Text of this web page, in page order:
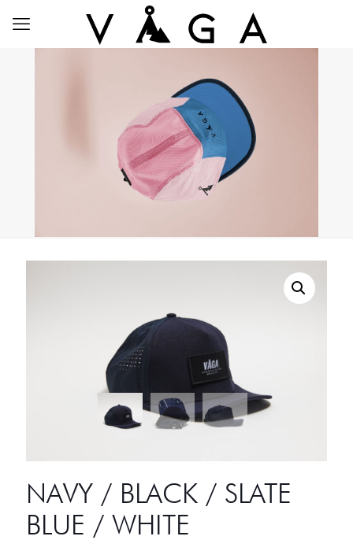
NAVY / BLACK / SLATE
BLUE / WHITE